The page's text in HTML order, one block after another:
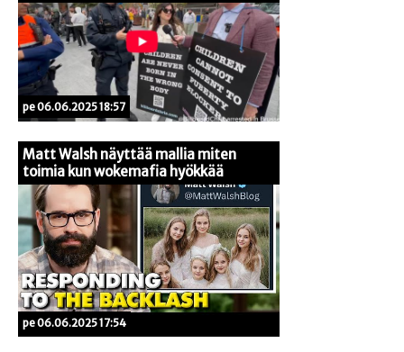
pe 06.06.2025 18:57
Matt Walsh näyttää mallia miten
toimia kun wokemafia hyökkää
pe 06.06.2025 17:54